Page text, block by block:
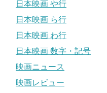
日本映画 や行
日本映画 ら行
日本映画 わ行
日本映画 数字・記号
映画ニュース
映画レビュー